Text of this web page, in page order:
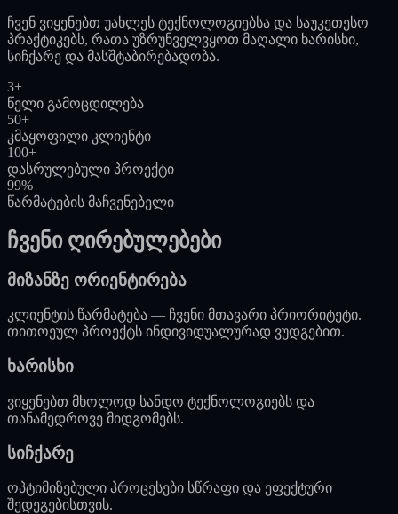
ჩვენ ვიყენებთ უახლეს ტექნოლოგიებსა და საუკეთესო
პრაქტიკებს, რათა უზრუნველვყოთ მაღალი ხარისხი,
სიჩქარე და მასშტაბირებადობა.
3+
წელი გამოცდილება
50+
კმაყოფილი კლიენტი
100+
დასრულებული პროექტი
99%
წარმატების მაჩვენებელი
ჩვენი ღირებულებები
მიზანზე ორიენტირება
კლიენტის წარმატება — ჩვენი მთავარი პრიორიტეტი.
თითოეულ პროექტს ინდივიდუალურად ვუდგებით.
ხარისხი
ვიყენებთ მხოლოდ სანდო ტექნოლოგიებს და
თანამედროვე მიდგომებს.
სიჩქარე
ოპტიმიზებული პროცესები სწრაფი და ეფექტური
შედეგებისთვის.